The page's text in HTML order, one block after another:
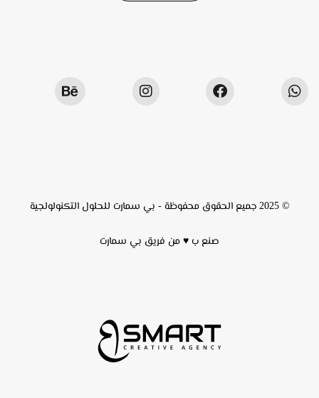
© 2025 جميع الحقوق محفوظة - بي سمارت للحلول التكنولولجية
صنع ب ♥ من فريق بي سمارت